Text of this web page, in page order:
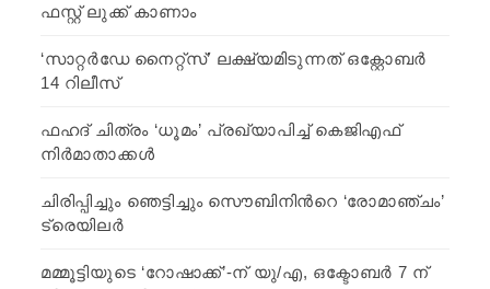
ഫസ്റ്റ് ലുക്ക് കാണാം
‘സാറ്റര്‍ഡേ നൈറ്റ്സ്’ ലക്ഷ്യമിടുന്നത് ഒക്റ്റോബര്‍
14 റിലീസ്
ഫഹദ് ചിത്രം ‘ധൂമം’ പ്രഖ്യാപിച്ച് കെജിഎഫ്
നിര്‍മാതാക്കള്‍
ചിരിപ്പിച്ചും ഞെട്ടിച്ചും സൌബിനിന്‍റെ ‘രോമാഞ്ചം’
ട്രെയിലര്‍
മമ്മൂട്ടിയുടെ ‘റോഷാക്ക്’-ന് യു/എ, ഒക്ടോബർ 7 ന്